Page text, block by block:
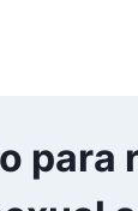
para